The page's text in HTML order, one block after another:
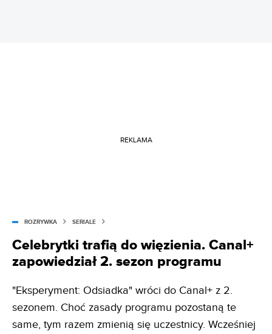
REKLAMA
ROZRYWKA SERIALE
Celebrytki trafią do więzienia. Canal+
zapowiedział 2. sezon programu
"Eksperyment: Odsiadka" wróci do Canal+ z 2.
sezonem. Choć zasady programu pozostaną te
same, tym razem zmienią się uczestnicy. Wcześniej